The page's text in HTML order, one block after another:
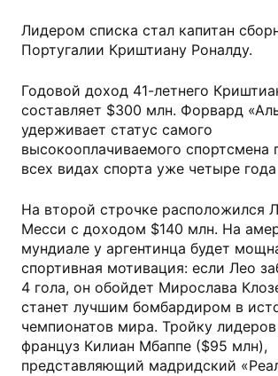
Лидером списка стал капитан
Португалии Криштиану Роналду.
Годовой доход 41-летнего
составляет $300 млн. Форвард
удерживает статус самого
высокооплачиваемого спортсмена
всех видах спорта уже четыре
На второй строчке расположился
Месси с доходом $140 млн. На
мундиале у аргентинца будет
спортивная мотивация: если Лео
4 гола, он обойдет Мирослава
станет лучшим бомбардиром в
чемпионатов мира. Тройку
француз Килиан Мбаппе ($95 млн),
представляющий мадридский